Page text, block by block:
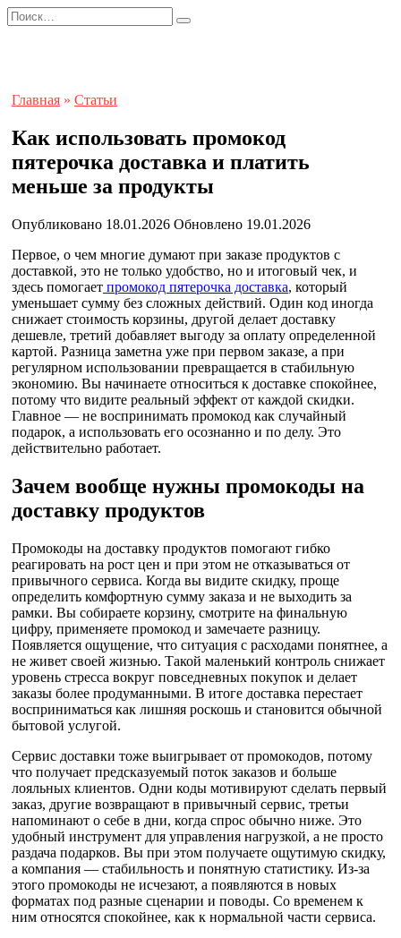
Перейти
к
Search
for:
Главная » Статьи
Как использовать промокод
пятерочка доставка и платить
меньше за продукты
Опубликовано 18.01.2026 Обновлено 19.01.2026
Первое, о чем многие думают при заказе продуктов с
доставкой, это не только удобство, но и итоговый чек, и
здесь помогает промокод пятерочка доставка, который
уменьшает сумму без сложных действий. Один код иногда
снижает стоимость корзины, другой делает доставку
дешевле, третий добавляет выгоду за оплату определенной
картой. Разница заметна уже при первом заказе, а при
регулярном использовании превращается в стабильную
экономию. Вы начинаете относиться к доставке спокойнее,
потому что видите реальный эффект от каждой скидки.
Главное — не воспринимать промокод как случайный
подарок, а использовать его осознанно и по делу. Это
действительно работает.
Зачем вообще нужны промокоды на
доставку продуктов
Промокоды на доставку продуктов помогают гибко
реагировать на рост цен и при этом не отказываться от
привычного сервиса. Когда вы видите скидку, проще
определить комфортную сумму заказа и не выходить за
рамки. Вы собираете корзину, смотрите на финальную
цифру, применяете промокод и замечаете разницу.
Появляется ощущение, что ситуация с расходами понятнее, а
не живет своей жизнью. Такой маленький контроль снижает
уровень стресса вокруг повседневных покупок и делает
заказы более продуманными. В итоге доставка перестает
восприниматься как лишняя роскошь и становится обычной
бытовой услугой.
Сервис доставки тоже выигрывает от промокодов, потому
что получает предсказуемый поток заказов и больше
лояльных клиентов. Одни коды мотивируют сделать первый
заказ, другие возвращают в привычный сервис, третьи
напоминают о себе в дни, когда спрос обычно ниже. Это
удобный инструмент для управления нагрузкой, а не просто
раздача подарков. Вы при этом получаете ощутимую скидку,
а компания — стабильность и понятную статистику. Из-за
этого промокоды не исчезают, а появляются в новых
форматах под разные сценарии и поводы. Со временем к
ним относятся спокойнее, как к нормальной части сервиса.